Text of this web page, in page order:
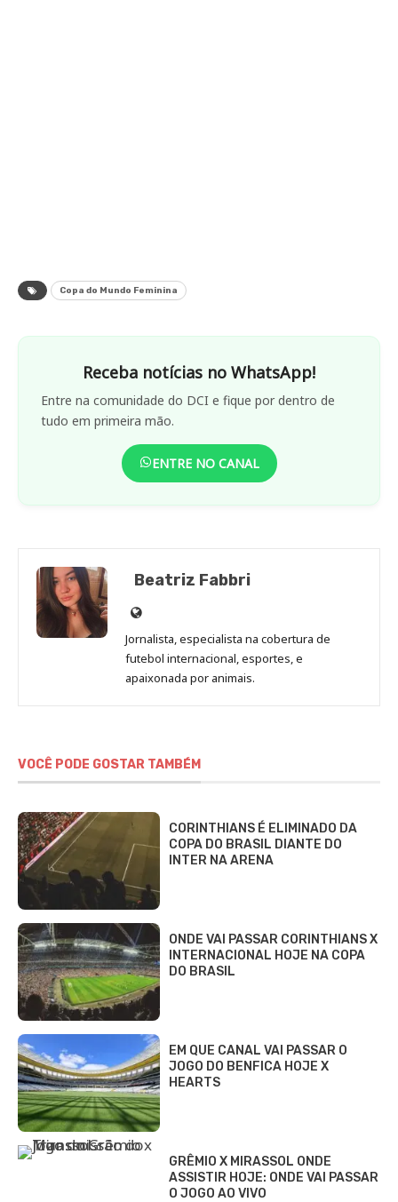
Copa do Mundo Feminina
Receba notícias no WhatsApp!
Entre na comunidade do DCI e fique por dentro de
tudo em primeira mão.
ENTRE NO CANAL
Beatriz Fabbri
Site
de
Beatriz
Fabbri
Jornalista, especialista na cobertura de
futebol internacional, esportes, e
apaixonada por animais.
VOCÊ PODE GOSTAR TAMBÉM
CORINTHIANS É ELIMINADO DA
COPA DO BRASIL DIANTE DO
INTER NA ARENA
ONDE VAI PASSAR CORINTHIANS X
INTERNACIONAL HOJE NA COPA
DO BRASIL
EM QUE CANAL VAI PASSAR O
JOGO DO BENFICA HOJE X
HEARTS
GRÊMIO X MIRASSOL ONDE
ASSISTIR HOJE: ONDE VAI PASSAR
O JOGO AO VIVO